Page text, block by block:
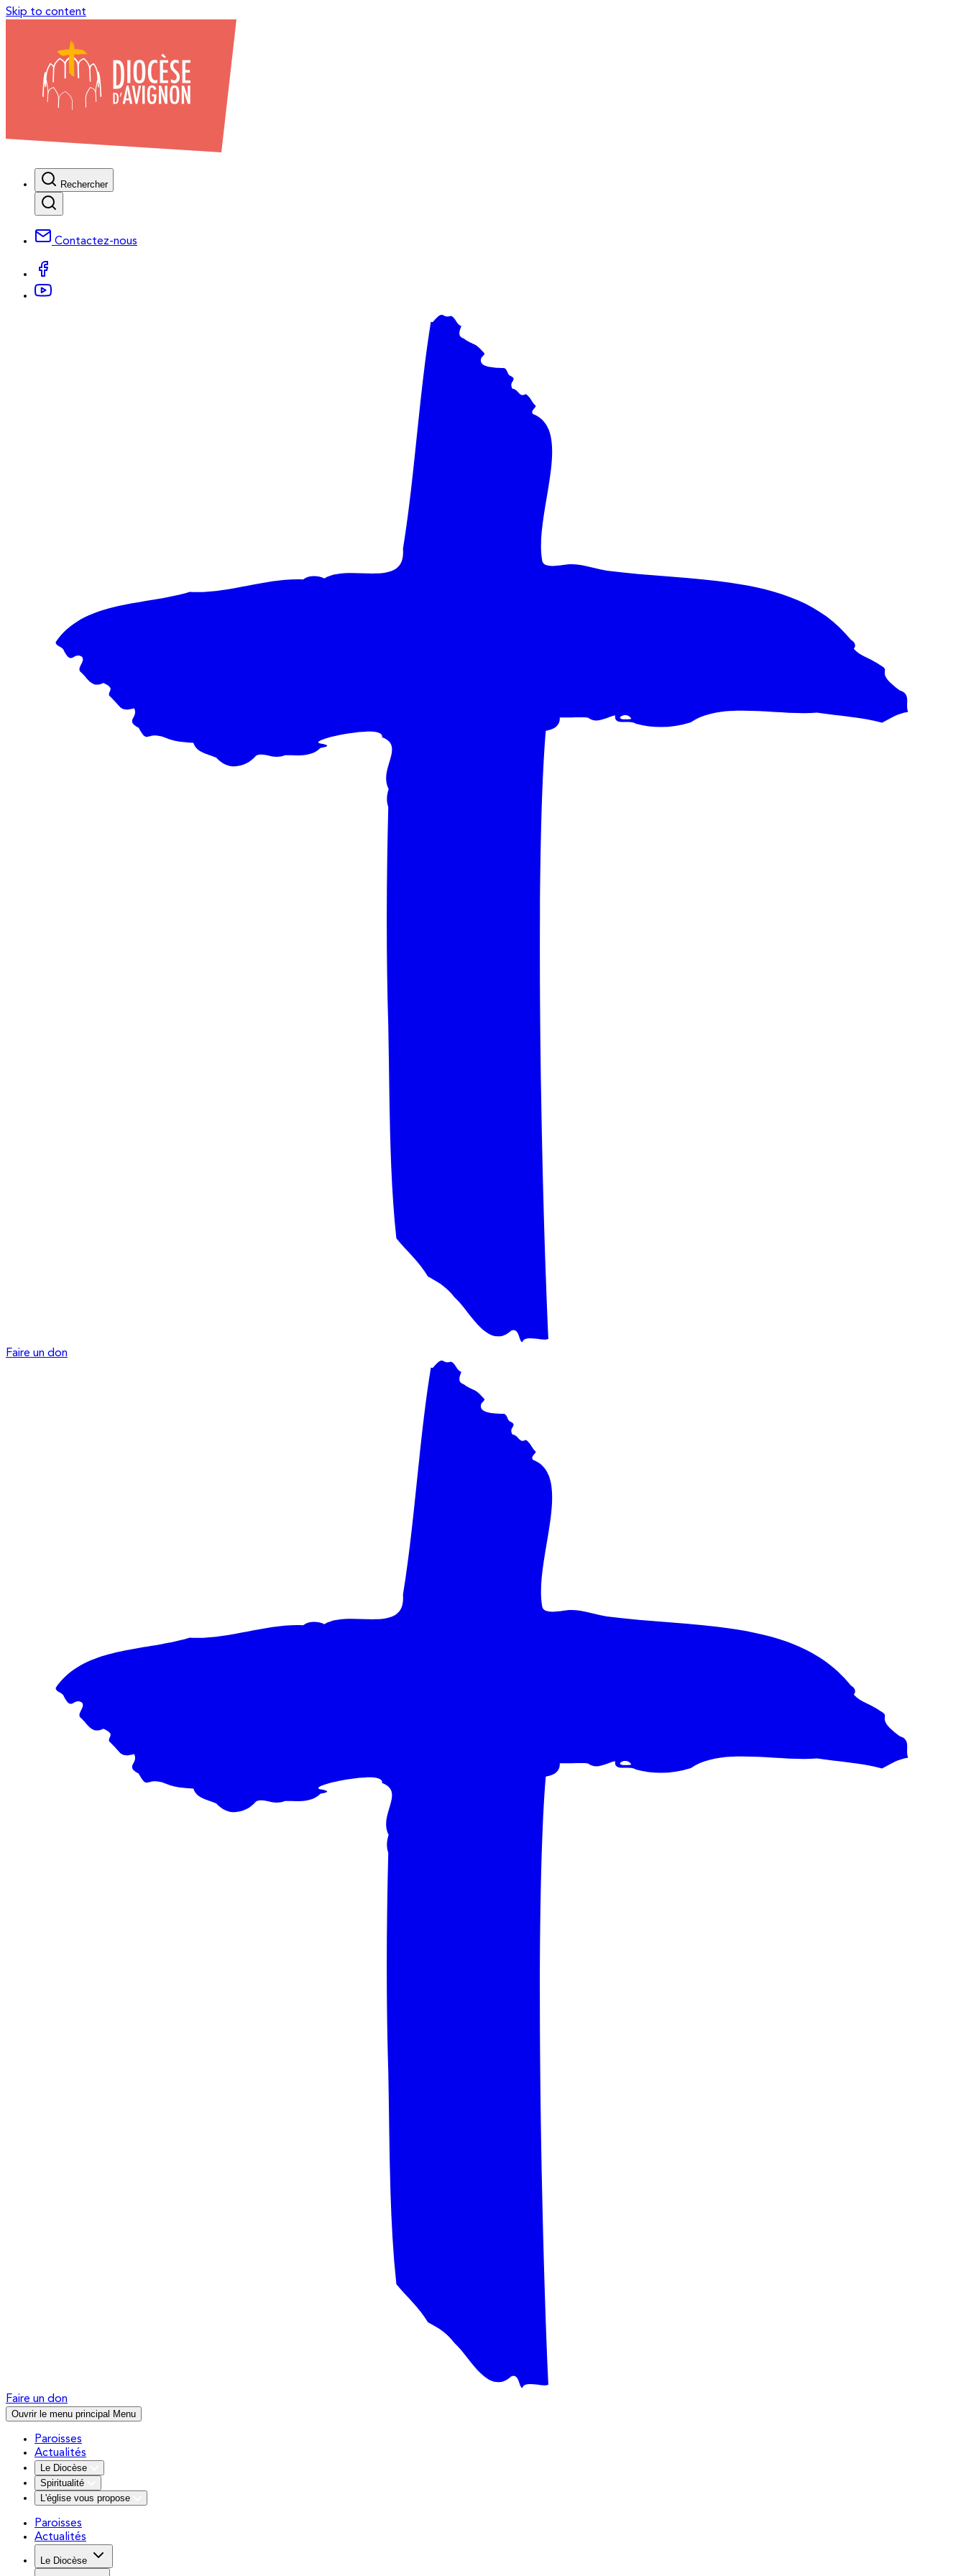
Skip to content
Rechercher
Contactez-nous
Faire un don
Faire un don
Ouvrir le menu principal Menu
Paroisses
Actualités
Le Diocèse
Spiritualité
L'église vous propose
Paroisses
Actualités
Le Diocèse